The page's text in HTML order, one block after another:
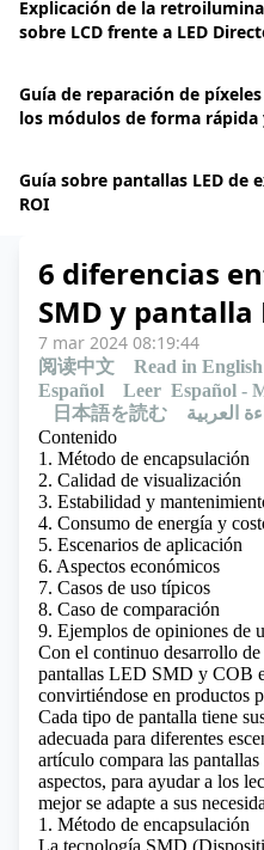
Explicación de la
sobre LCD frente a LED
Guía de reparación de
los módulos de forma rápida
Guía sobre pantallas LED
ROI
6 diferencias
SMD y pantalla
7 mar 2024 08:19:44
阅读中文 Read in English
Español
Leer Español -
日本語を読む
العربية
Contenido
1. Método de encapsulación
2. Calidad de visualización
3. Estabilidad y
4. Consumo de energía y
5. Escenarios de aplicación
6. Aspectos económicos
7. Casos de uso típicos
8. Caso de comparación
9. Ejemplos de opiniones de
Con el continuo desarrollo
pantallas LED SMD y COB
convirtiéndose en productos
Cada tipo de pantalla tiene
adecuada para diferentes
artículo compara las
aspectos, para ayudar a los
mejor se adapte a sus
1. Método de encapsulación
La tecnología SMD